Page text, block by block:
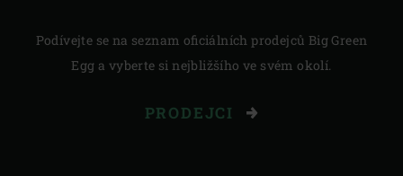
Podívejte se na seznam oficiálních prodejců Big Green
Egg a vyberte si nejbližšího ve svém okolí.
PRODEJCI